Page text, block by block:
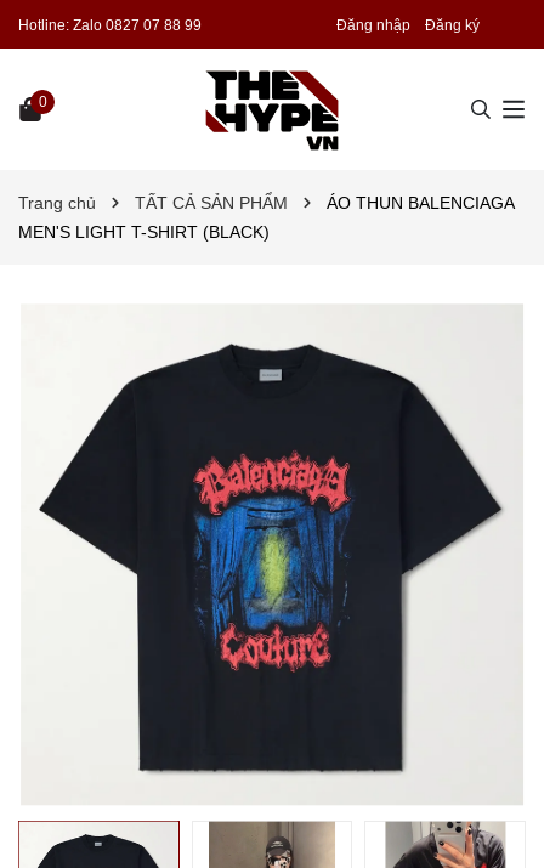
Hotline: Zalo 0827 07 88 99 Đăng nhập Đăng ký
0
Trang chủ TẤT CẢ SẢN PHẨM
ÁO THUN BALENCIAGA
MEN'S LIGHT T-SHIRT (BLACK)